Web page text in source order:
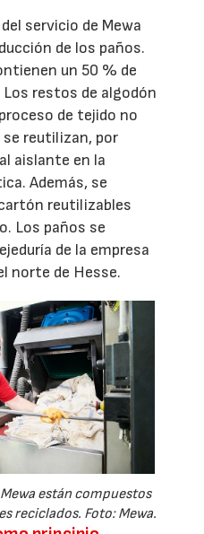
servicio de Mewa
de los paños.
un 50 % de
restos de algodón
de tejido no
se reutilizan, por
aislante en la
Además, se
reutilizables
Los paños se
de la empresa
norte de Hesse.
están compuestos
reciclados. Foto: Mewa.